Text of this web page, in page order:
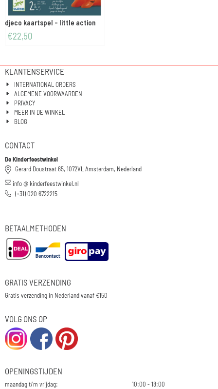
djeco kaartspel - little action
€22,50
KLANTENSERVICE
INTERNATIONAL ORDERS
ALGEMENE VOORWAARDEN
PRIVACY
MEER IN DE WINKEL
BLOG
CONTACT
De Kinderfeestwinkel
Gerard Doustraat 65, 1072VL Amsterdam, Nederland
info @ kinderfeestwinkel.nl
(+31) 020 6722215
BETAALMETHODEN
GRATIS VERZENDING
Gratis verzending in Nederland vanaf €150
VOLG ONS OP
OPENINGSTIJDEN
maandag t/m vrijdag: 10:00 - 18:00